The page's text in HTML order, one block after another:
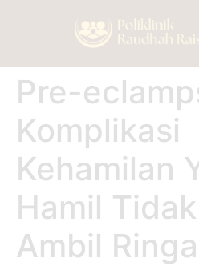
Pre-
Komplikasi
Kehamilan
Hamil
Ambil